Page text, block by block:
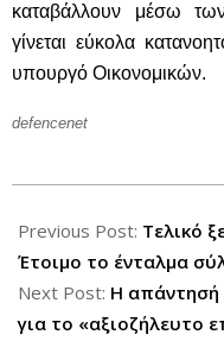
καταβάλλουν μέσω
γίνεται εύκολα
υπουργό Οικονομικών.
defencenet
12-
17
Previous Post: Τελικό
Έτοιμο το ένταλμα
Next Post: Η απάντησή
για το «αξιοζήλευτο